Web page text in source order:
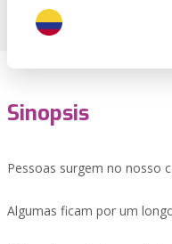
Sinopsis
Pessoas surgem no nosso
Algumas ficam por um